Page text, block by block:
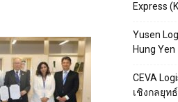
Express
Yusen
Hung
CEVA
เชิงกลยุท